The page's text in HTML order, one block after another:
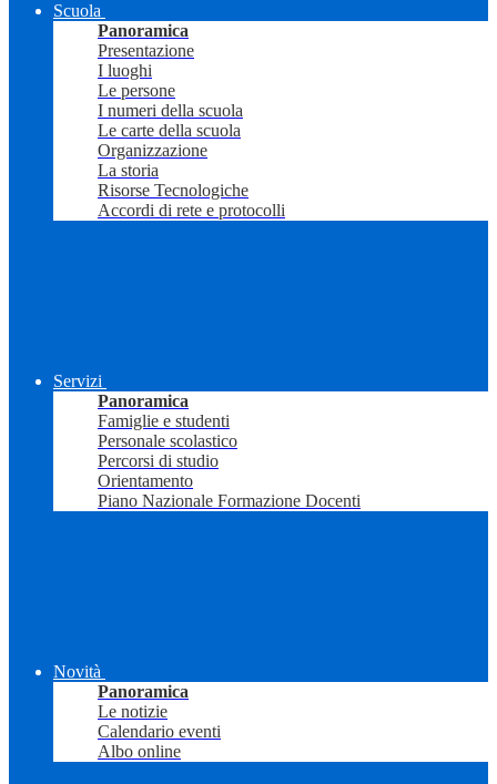
Scuola
Panoramica
Presentazione
I luoghi
Le persone
I numeri della scuola
Le carte della scuola
Organizzazione
La storia
Risorse Tecnologiche
Accordi di rete e protocolli
Servizi
Panoramica
Famiglie e studenti
Personale scolastico
Percorsi di studio
Orientamento
Piano Nazionale Formazione Docenti
Novità
Panoramica
Le notizie
Calendario eventi
Albo online